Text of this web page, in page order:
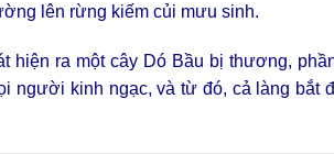
lên rừng kiếm củi mưu sinh.
hiện ra một cây Dó Bầu bị thương,
người kinh ngạc, và từ đó, cả làng bắt